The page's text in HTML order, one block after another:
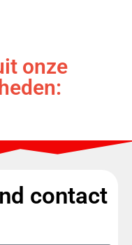
onze
contact